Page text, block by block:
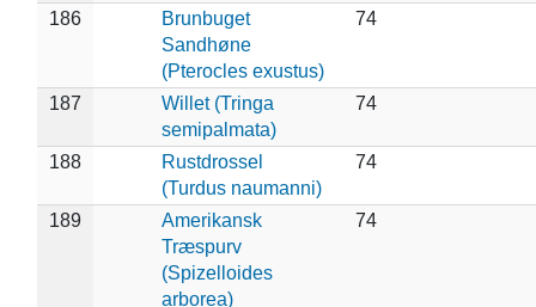
186
Brunbuget
Sandhøne
(Pterocles exustus)
74
187
Willet (Tringa
semipalmata)
74
188
Rustdrossel
(Turdus naumanni)
74
189
Amerikansk
Træspurv
(Spizelloides
arborea)
74